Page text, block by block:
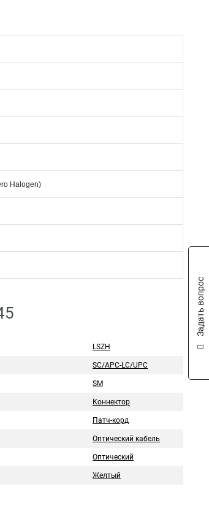
Halogen)
LSZH
SC/APC-LC/UPC
SM
Коннектор
Патч-корд
Оптический кабель
Оптический
Желтый
Задать вопрос